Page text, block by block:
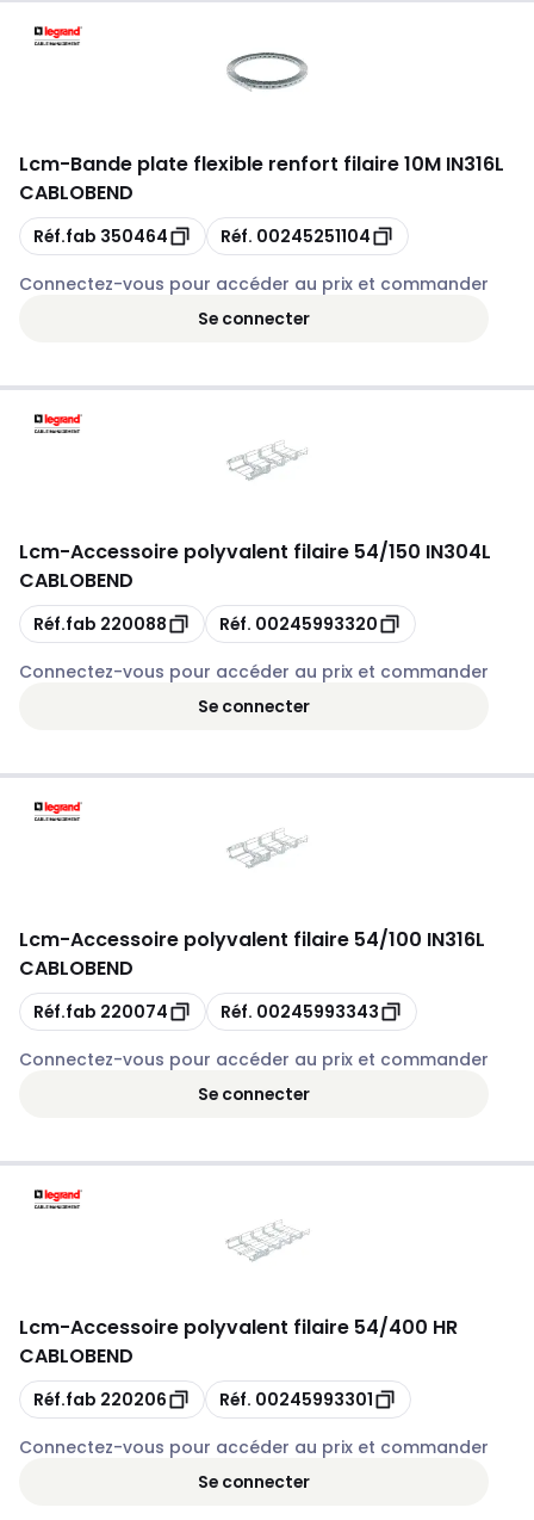
Lcm-Bande plate flexible renfort filaire 10M IN316L
CABLOBEND
Copie
Réf.fab 350464 Copie
Réf. 00245251104
Connectez-vous pour accéder au prix et commander
Se connecter
Lcm-Accessoire polyvalent filaire 54/150 IN304L
CABLOBEND
Copie
Réf.fab 220088 Copie
Réf. 00245993320
Connectez-vous pour accéder au prix et commander
Se connecter
Lcm-Accessoire polyvalent filaire 54/100 IN316L
CABLOBEND
Copie
Réf.fab 220074 Copie
Réf. 00245993343
Connectez-vous pour accéder au prix et commander
Se connecter
Lcm-Accessoire polyvalent filaire 54/400 HR
CABLOBEND
Copie
Réf.fab 220206 Copie
Réf. 00245993301
Connectez-vous pour accéder au prix et commander
Se connecter